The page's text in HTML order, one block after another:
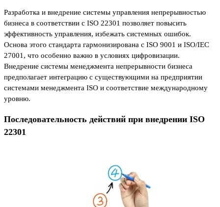
Разработка и внедрение системы управления непрерывностью
бизнеса в соответствии с ISO 22301 позволяет повысить
эффективность управления, избежать системных ошибок.
Основа этого стандарта гармонизирована с ISO 9001 и ISO/IEC
27001, что особенно важно в условиях цифровизации.
Внедрение системы менеджмента непрерывности бизнеса
предполагает интеграцию с существующими на предприятии
системами менеджмента ISO и соответствие международному
уровню.
Последовательность действий при внедрении ISO
22301